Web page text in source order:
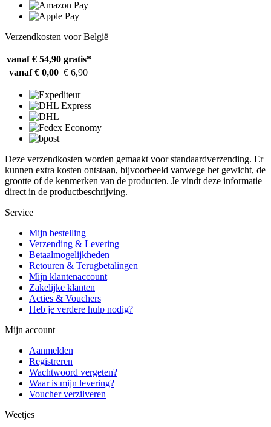
Verzendkosten voor België
vanaf € 54,90 gratis*
vanaf € 0,00 € 6,90
Deze verzendkosten worden gemaakt voor standaardverzending. Er
kunnen extra kosten ontstaan, bijvoorbeeld vanwege het gewicht, de
grootte of de kenmerken van de producten. Je vindt deze informatie
direct in de productbeschrijving.
Service
Mijn bestelling
Verzending & Levering
Betaalmogelijkheden
Retouren & Terugbetalingen
Mijn klantenaccount
Zakelijke klanten
Acties & Vouchers
Heb je verdere hulp nodig?
Mijn account
Aanmelden
Registreren
Wachtwoord vergeten?
Waar is mijn levering?
Voucher verzilveren
Weetjes